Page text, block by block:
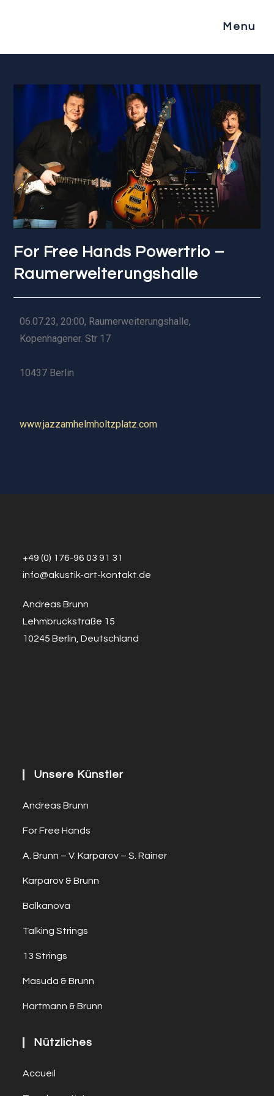
Menu
For Free Hands Powertrio –
Raumerweiterungshalle
06.07.23, 20:00, Raumerweiterungshalle,
Kopenhagener. Str 17
10437 Berlin
www.jazzamhelmholtzplatz.com
+49 (0) 176-96 03 91 31
info@akustik-art-kontakt.de
Andreas Brunn
Lehmbruckstraße 15
10245 Berlin, Deutschland
Unsere Künstler
Andreas Brunn
For Free Hands
A. Brunn – V. Karparov – S. Rainer
Karparov & Brunn
Balkanova
Talking Strings
13 Strings
Masuda & Brunn
Hartmann & Brunn
Nützliches
Accueil